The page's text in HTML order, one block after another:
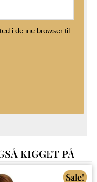
i denne browser til
KIGGET PÅ
Sale!